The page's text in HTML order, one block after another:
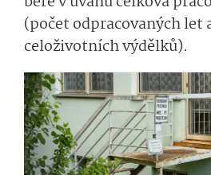
(počet odpracovaných let
celoživotních výdělků).